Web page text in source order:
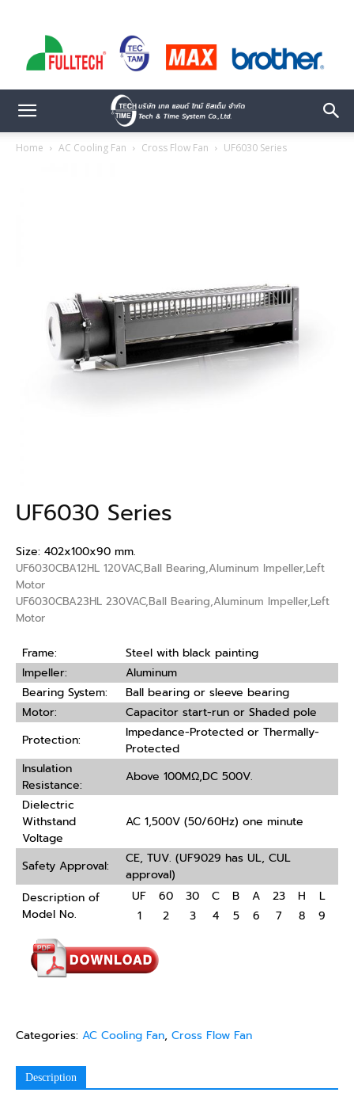
Home AC Cooling Fan Cross Flow Fan UF6030 Series
UF6030 Series
Size: 402x100x90 mm.
UF6030CBA12HL 120VAC,Ball Bearing,Aluminum Impeller,Left
Motor
UF6030CBA23HL 230VAC,Ball Bearing,Aluminum Impeller,Left
Motor
Frame:
Steel with black painting
Impeller:
Aluminum
Bearing System:
Ball bearing or sleeve bearing
Motor:
Capacitor start-run or Shaded pole
Protection:
Impedance-Protected or Thermally-
Protected
Insulation
Resistance:
Above 100MΩ,DC 500V.
Dielectric
Withstand
Voltage
AC 1,500V (50/60Hz) one minute
Safety Approval:
CE, TUV. (UF9029 has UL, CUL
approval)
Description of
Model No.
UF 60 30 C B A 23 H
L
1
2 3 4 5 6 7 8 9
Categories: AC Cooling Fan, Cross Flow Fan
Description